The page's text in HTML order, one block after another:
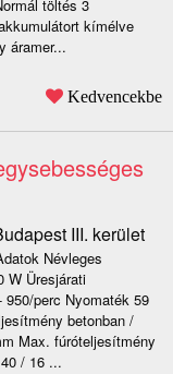
töltés 3
kímélve
áramer...
Kedvencekbe
III. kerület
Névleges
W Üresjárati
950/perc Nyomaték 59
betonban /
Max. fúróteljesítmény
/ 16 ...